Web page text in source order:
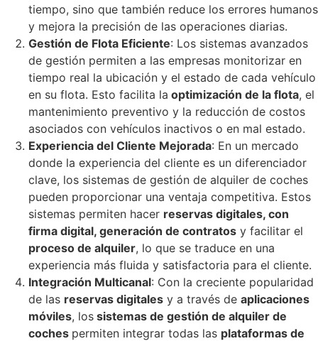
tiempo, sino que también reduce los errores humanos
y mejora la precisión de las operaciones diarias.
Gestión de Flota Eficiente: Los sistemas avanzados
de gestión permiten a las empresas monitorizar en
tiempo real la ubicación y el estado de cada vehículo
en su flota. Esto facilita la optimización de la flota, el
mantenimiento preventivo y la reducción de costos
asociados con vehículos inactivos o en mal estado.
Experiencia del Cliente Mejorada: En un mercado
donde la experiencia del cliente es un diferenciador
clave, los sistemas de gestión de alquiler de coches
pueden proporcionar una ventaja competitiva. Estos
sistemas permiten hacer reservas digitales, con
firma digital, generación de contratos y facilitar el
proceso de alquiler, lo que se traduce en una
experiencia más fluida y satisfactoria para el cliente.
Integración Multicanal: Con la creciente popularidad
de las reservas digitales y a través de aplicaciones
móviles, los sistemas de gestión de alquiler de
coches permiten integrar todas las plataformas de